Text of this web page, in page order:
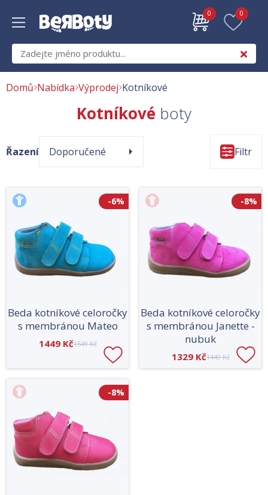
0 0
Domů Nabídka Výprodej Kotníkové
Kotníkové boty
Řazení Doporučené Filtr
Beda kotníkové celoročky
s membránou Mateo
-6%
1449 Kč1549 Kč
Beda kotníkové celoročky
s membránou Janette -
nubuk
-8%
1329 Kč1449 Kč
-8%